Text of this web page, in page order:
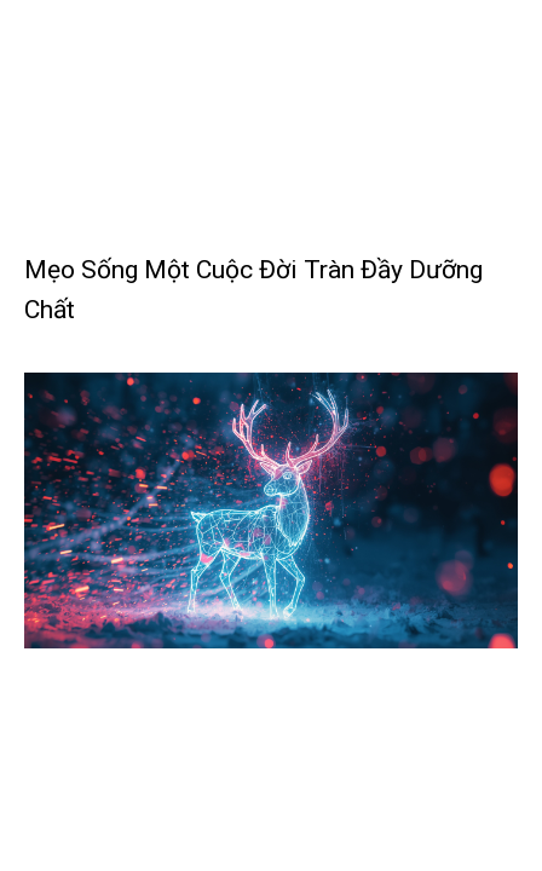
Mẹo Sống Một Cuộc Đời Tràn Đầy Dưỡng
Chất